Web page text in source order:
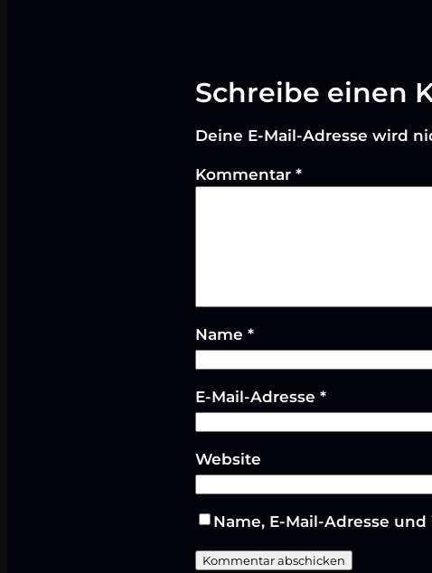
Schreibe einen
Deine E-Mail-Adresse wird
Kommentar *
Name *
E-Mail-Adresse *
Website
Name, E-Mail-Adresse